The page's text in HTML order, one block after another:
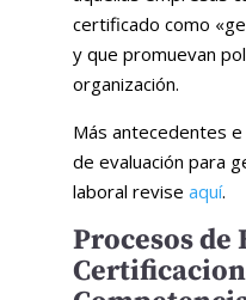
certificado como
y que promuevan
organización.
Más antecedentes
de evaluación para
laboral revise aquí.
Procesos de